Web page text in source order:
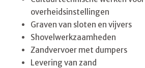
overheidsinstellingen
Graven van sloten en vijvers
Shovelwerkzaamheden
Zandvervoer met dumpers
Levering van zand